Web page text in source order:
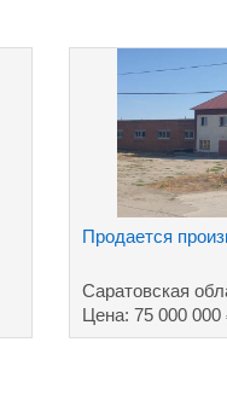
Продается
Саратовская
Цена: 75 000 000